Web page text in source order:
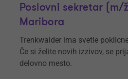
Poslovni sekretar (m/
Maribora
Trenkwalder ima svetle
Če si želite novih izzivov, se
delovno mesto.